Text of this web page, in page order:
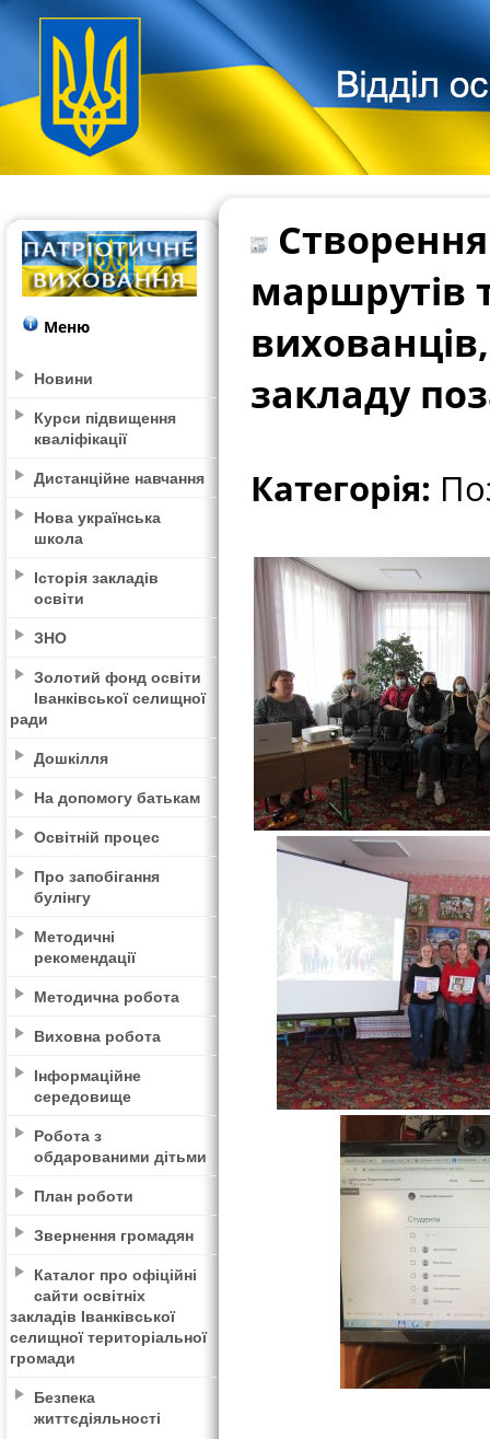
Меню
Новини
Курси підвищення
кваліфікації
Дистанційне навчання
Нова українська
школа
Історія закладів
освіти
ЗНО
Золотий фонд освіти
Іванківської селищної
ради
Дошкілля
На допомогу батькам
Освітній процес
Про запобігання
булінгу
Методичні
рекомендації
Методична робота
Виховна робота
Інформаційне
середовище
Робота з
обдарованими дітьми
План роботи
Звернення громадян
Каталог про офіційні
сайти освітніх
закладів Іванківської
селищної територіальної
громади
Безпека
життєдіяльності
Створення
маршрутів
вихованців,
закладу
Категорія: